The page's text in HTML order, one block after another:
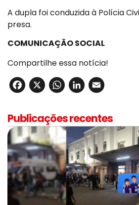
A dupla foi conduzida à Polícia
presa.
COMUNICAÇÃO SOCIAL
Compartilhe essa notícia!
Facebook
X WhatsApp
LinkedIn
Publicações recentes